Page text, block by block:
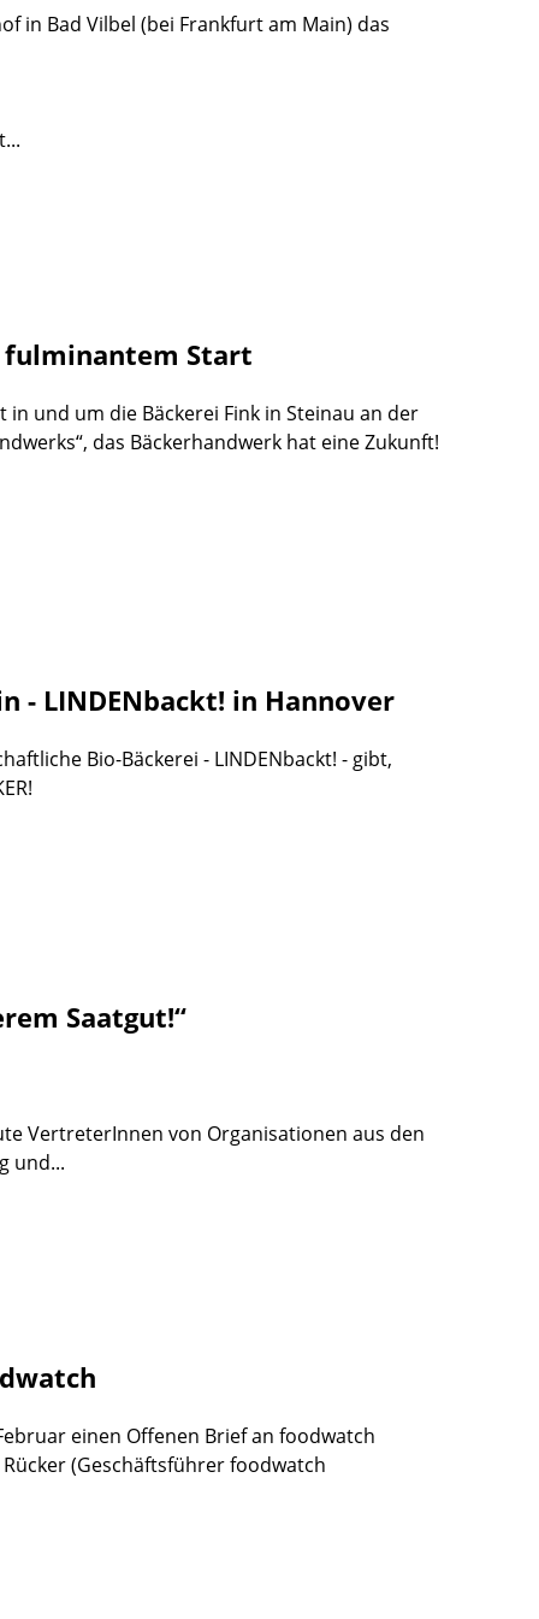
in Bad Vilbel (bei Frankfurt am Main) das
fulminantem Start
und um die Bäckerei Fink in Steinau an der
das Bäckerhandwerk hat eine Zukunft!
- LINDENbackt! in Hannover
Bio-Bäckerei - LINDENbackt! - gibt,
Saatgut!“
VertreterInnen von Organisationen aus den
und...
einen Offenen Brief an foodwatch
(Geschäftsführer foodwatch